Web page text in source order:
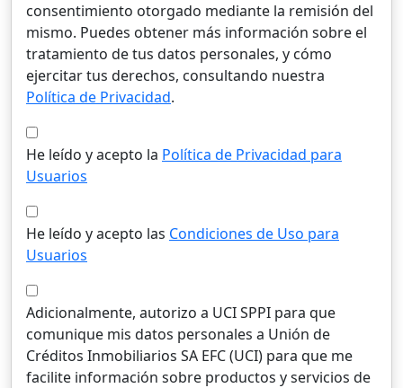
consentimiento otorgado mediante la remisión del
mismo. Puedes obtener más información sobre el
tratamiento de tus datos personales, y cómo
ejercitar tus derechos, consultando nuestra
Política de Privacidad.
He leído y acepto la Política de Privacidad para
Usuarios
He leído y acepto las Condiciones de Uso para
Usuarios
Adicionalmente, autorizo a UCI SPPI para que
comunique mis datos personales a Unión de
Créditos Inmobiliarios SA EFC (UCI) para que me
facilite información sobre productos y servicios de